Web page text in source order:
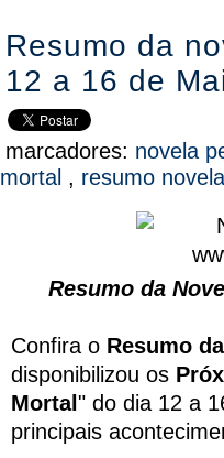
Resumo da
12 a 16 de
marcadores: novela
mortal , resumo
Resumo da
Confira o Resumo
disponibilizou os
Mortal" do dia 12 a
principais